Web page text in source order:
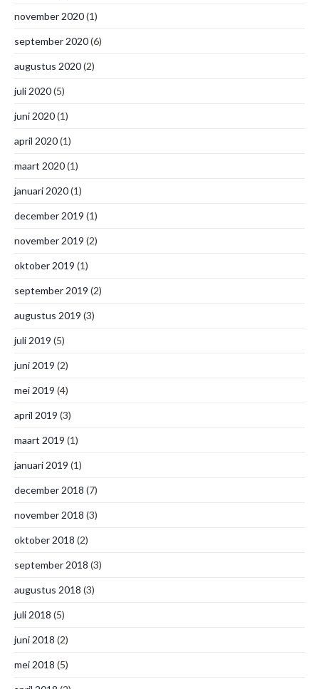
november 2020(1)
september 2020(6)
augustus 2020(2)
juli 2020(5)
juni 2020(1)
april 2020(1)
maart 2020(1)
januari 2020(1)
december 2019 (1)
november 2019 (2)
oktober 2019 (1)
september 2019 (2)
augustus 2019 (3)
juli 2019 (5)
juni 2019 (2)
mei 2019 (4)
april 2019 (3)
maart 2019 (1)
januari 2019 (1)
december 2018 (7)
november 2018 (3)
oktober 2018 (2)
september 2018 (3)
augustus 2018 (3)
juli 2018 (5)
juni 2018 (2)
mei 2018 (5)